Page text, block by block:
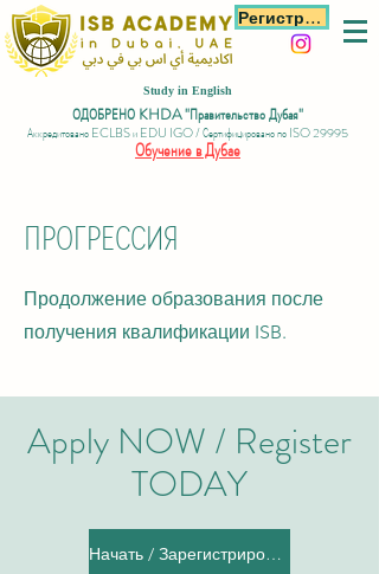
Регистрация
Study in English
ОДОБРЕНО KHDA "Правительство Дубая"
Аккредитовано ECLBS и EDU IGO / Сертифицировано по ISO 29995
Обучение в Дубае
ПРОГРЕССИЯ
Продолжение образования после
получения квалификации ISB.
Apply NOW / Register
TODAY
Начать / Зарегистрироваться